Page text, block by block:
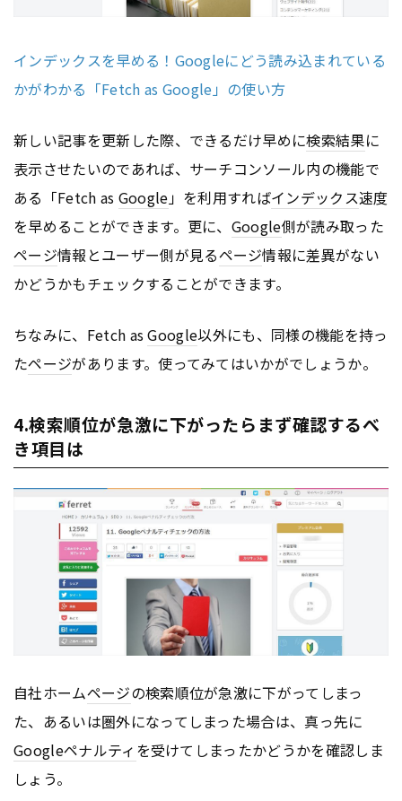
インデックスを早める！Googleにどう読み込まれている
かがわかる「Fetch as Google」の使い方
新しい記事を更新した際、できるだけ早めに検索結果に
表示させたいのであれば、サーチコンソール内の機能で
ある「Fetch as Google」を利用すればインデックス速度
を早めることができます。更に、 Google側が読み取った
ページ情報とユーザー側が見るページ情報に差異がない
かどうかもチェックすることができます。
ちなみに、Fetch asGoogle以外にも、同様の機能を持っ
たページがあります。使ってみてはいかがでしょうか。
4.検索順位が急激に下がったらまず確認するべ
き項目は
自社ホームページの検索順位が急激に下がってしまっ
た、あるいは圏外になってしまった場合は、真っ先に
Googleペナルティ を受けてしまったかどうかを確認しま
しょう。